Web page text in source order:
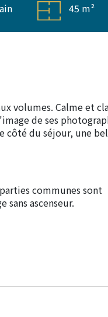
45 m²
volumes. Calme et
de ses
côté du séjour, une
communes sont
ascenseur.